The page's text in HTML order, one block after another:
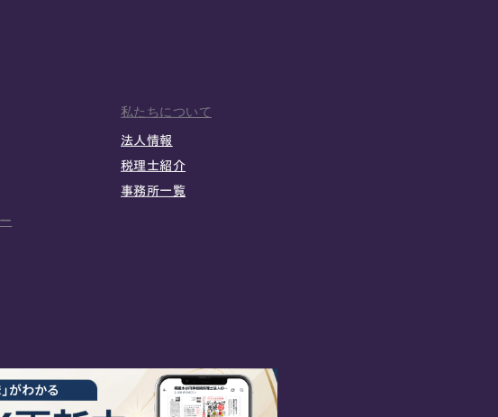
私たちについて
法人情報
税理士紹介
事務所一覧